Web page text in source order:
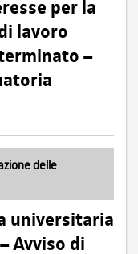
per la
lavoro
–
delle
universitaria
Avviso di